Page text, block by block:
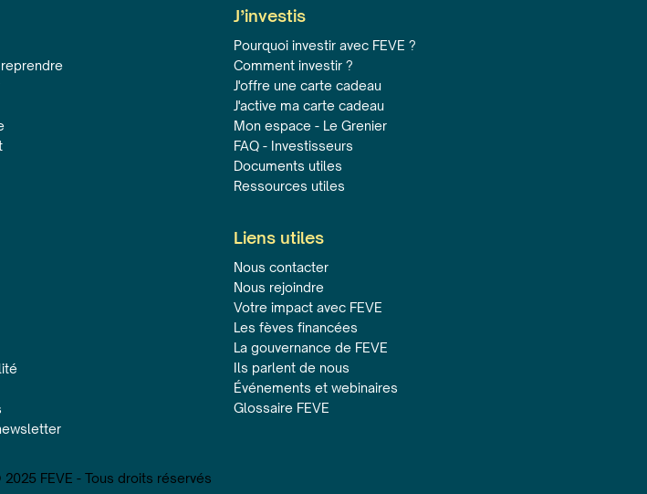
J’investis
Pourquoi investir avec FEVE ?
Comment investir ?
J'offre une carte cadeau
J'active ma carte cadeau
Mon espace - Le Grenier
FAQ - Investisseurs
Documents utiles
Ressources utiles
Liens utiles
Nous contacter
Nous rejoindre
Votre impact avec FEVE
Les fèves financées
La gouvernance de FEVE
Ils parlent de nous
Événements et webinaires
Glossaire FEVE
FEVE - Tous droits réservés